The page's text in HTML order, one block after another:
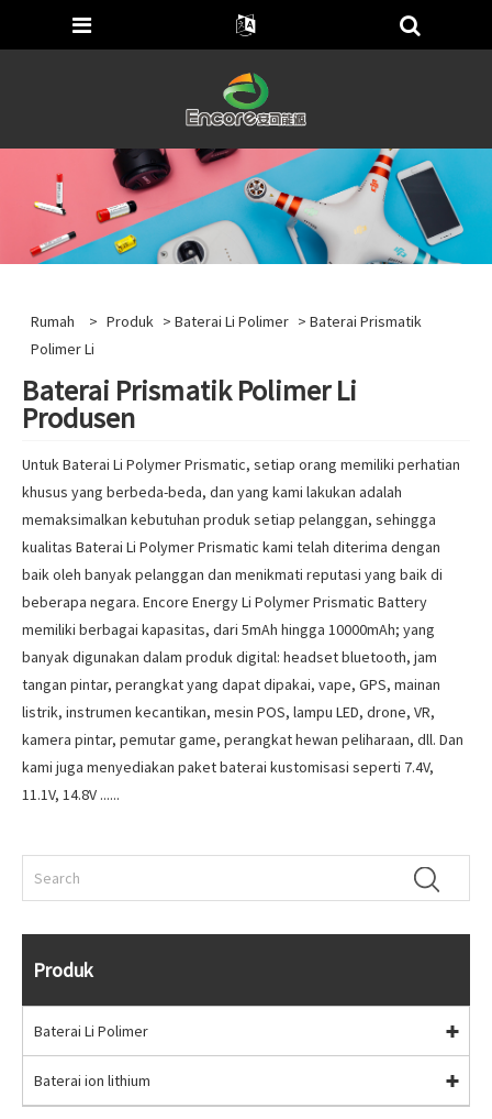
Rumah > Produk >Baterai Li Polimer > Baterai Prismatik
Polimer Li
Baterai Prismatik Polimer Li
Produsen
Untuk Baterai Li Polymer Prismatic, setiap orang memiliki perhatian
khusus yang berbeda-beda, dan yang kami lakukan adalah
memaksimalkan kebutuhan produk setiap pelanggan, sehingga
kualitas Baterai Li Polymer Prismatic kami telah diterima dengan
baik oleh banyak pelanggan dan menikmati reputasi yang baik di
beberapa negara. Encore Energy Li Polymer Prismatic Battery
memiliki berbagai kapasitas, dari 5mAh hingga 10000mAh; yang
banyak digunakan dalam produk digital: headset bluetooth, jam
tangan pintar, perangkat yang dapat dipakai, vape, GPS, mainan
listrik, instrumen kecantikan, mesin POS, lampu LED, drone, VR,
kamera pintar, pemutar game, perangkat hewan peliharaan, dll. Dan
kami juga menyediakan paket baterai kustomisasi seperti 7.4V,
11.1V, 14.8V ......
Produk
Baterai Li Polimer
Baterai ion lithium